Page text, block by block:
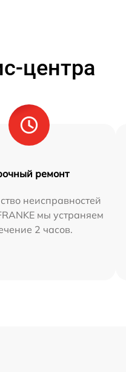
центра
ремонт
неисправностей
мы устраняем
2 часов.